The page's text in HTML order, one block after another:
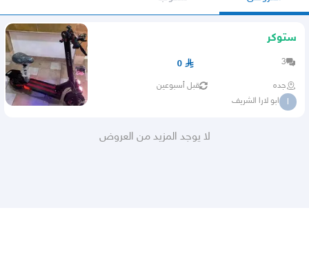
ستوكر
3
0
جده قبل أسبوعين
ا ابو لارا الشريف
لا يوجد المزيد من العروض